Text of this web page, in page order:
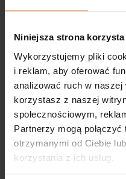
Niniejsza strona
Wykorzystujemy pliki
i reklam, aby oferować
analizować ruch w
korzystasz z naszej
społecznościowym,
Partnerzy mogą
otrzymanymi od Ciebie
korzystania z ich usług.
Kraków
ul. Galicyjska 9, 31-586
www.expokrakow.com
DOJAZD
Linie tramwajowe 1,
Dywizjonu